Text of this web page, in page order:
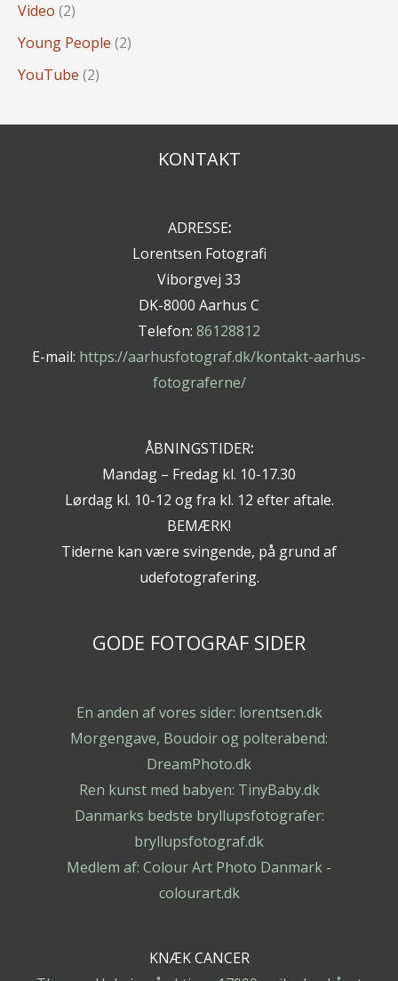
Video (2)
Young People (2)
YouTube (2)
KONTAKT
ADRESSE:
Lorentsen Fotografi
Viborgvej 33
DK-8000 Aarhus C
Telefon: 86128812
E-mail: https://aarhusfotograf.dk/kontakt-aarhus-
fotograferne/
ÅBNINGSTIDER:
Mandag – Fredag kl. 10-17.30
Lørdag kl. 10-12 og fra kl. 12 efter aftale.
BEMÆRK!
Tiderne kan være svingende, på grund af
udefotografering.
GODE FOTOGRAF SIDER
En anden af vores sider: lorentsen.dk
Morgengave, Boudoir og polterabend:
DreamPhoto.dk
Ren kunst med babyen: TinyBaby.dk
Danmarks bedste bryllupsfotografer:
bryllupsfotograf.dk
Medlem af: Colour Art Photo Danmark -
colourart.dk
KNÆK CANCER